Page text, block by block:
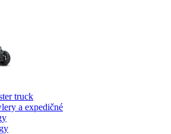
truck
a expedičné